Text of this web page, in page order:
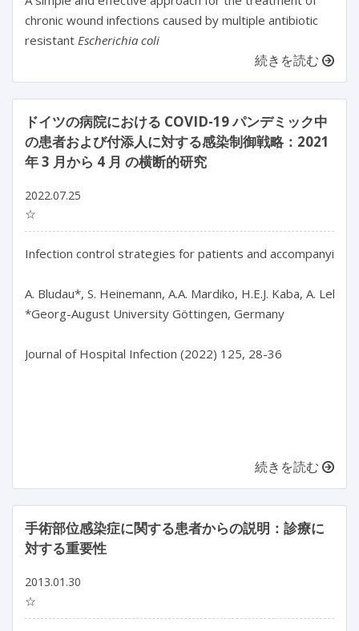
chronic wound infections caused by multiple antibiotic
resistant Escherichia coli
続きを読む
ドイツの病院における COVID-19 パンデミック中
の患者および付添人に対する感染制御戦略：2021
年 3 月から 4 月 の横断的研究
2022.07.25
☆
Infection control strategies for patients and accompanying
A. Bludau*, S. Heinemann, A.A. Mardiko, H.E.J. Kaba, A.
*Georg-August University Göttingen, Germany
Journal of Hospital Infection (2022) 125, 28-36
続きを読む
手術部位感染症に関する患者からの説明：診療に
対する重要性
2013.01.30
☆